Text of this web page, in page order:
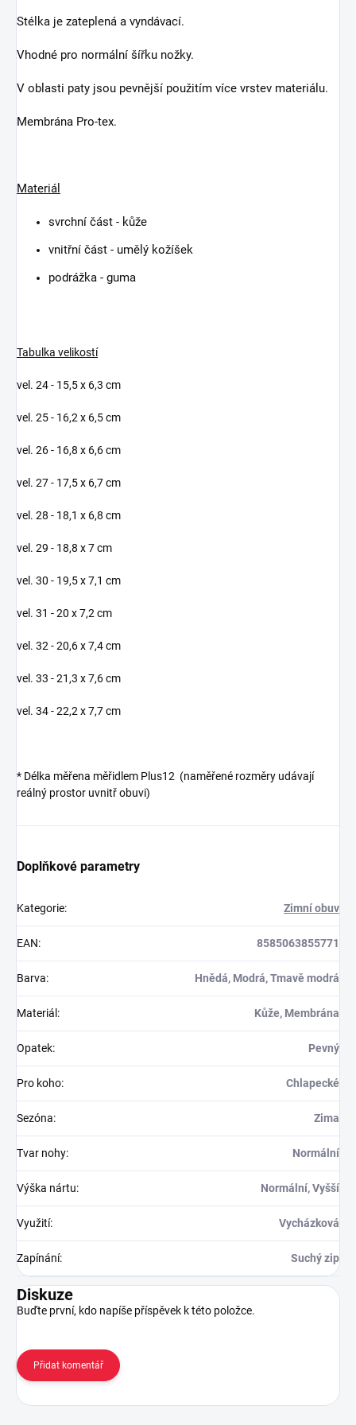
Stélka je zateplená a vyndávací.
Vhodné pro normální šířku nožky.
V oblasti paty jsou pevnější použitím více vrstev materiálu.
Membrána Pro-tex.
Materiál
svrchní část - kůže
vnitřní část - umělý kožíšek
podrážka - guma
Tabulka velikostí
vel. 24 - 15,5 x 6,3 cm
vel. 25 - 16,2 x 6,5 cm
vel. 26 - 16,8 x 6,6 cm
vel. 27 - 17,5 x 6,7 cm
vel. 28 - 18,1 x 6,8 cm
vel. 29 - 18,8 x 7 cm
vel. 30 - 19,5 x 7,1 cm
vel. 31 - 20 x 7,2 cm
vel. 32 - 20,6 x 7,4 cm
vel. 33 - 21,3 x 7,6 cm
vel. 34 - 22,2 x 7,7 cm
* Délka měřena měřidlem Plus12 (naměřené rozměry udávají
reálný prostor uvnitř obuvi)
Doplňkové parametry
Kategorie: Zimní obuv
EAN: 8585063855771
Barva: Hnědá, Modrá, Tmavě modrá
Materiál : Kůže, Membrána
Opatek: Pevný
Pro koho: Chlapecké
Sezóna: Zima
Tvar nohy: Normální
Výška nártu: Normální, Vyšší
Využití: Vycházková
Zapínání: Suchý zip
Diskuze
Buďte první, kdo napíše příspěvek k této položce.
Přidat komentář